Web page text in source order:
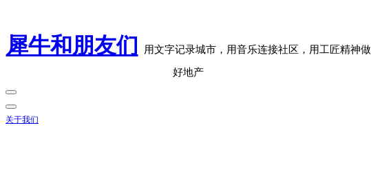
犀牛和朋友们 用文字记录城市，用音乐连接社区，用工匠精神做
好地产
关于我们